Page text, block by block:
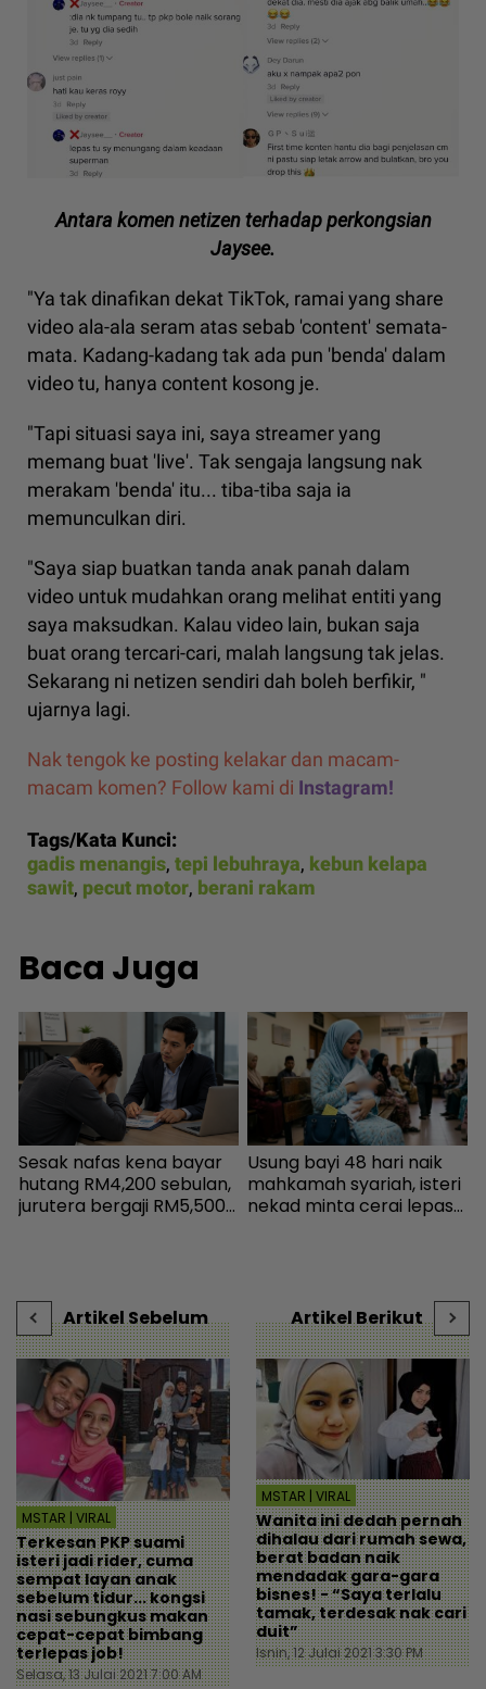
Antara komen netizen terhadap perkongsian
Jaysee.
"Ya tak dinafikan dekat TikTok, ramai yang share
video ala-ala seram atas sebab 'content' semata-
mata. Kadang-kadang tak ada pun 'benda' dalam
video tu, hanya content kosong je.
"Tapi situasi saya ini, saya streamer yang
memang buat 'live'. Tak sengaja langsung nak
merakam 'benda' itu... tiba-tiba saja ia
memunculkan diri.
"Saya siap buatkan tanda anak panah dalam
video untuk mudahkan orang melihat entiti yang
saya maksudkan. Kalau video lain, bukan saja
buat orang tercari-cari, malah langsung tak jelas.
Sekarang ni netizen sendiri dah boleh berfikir, "
ujarnya lagi.
Nak tengok ke posting kelakar dan macam-
macam komen? Follow kami di Instagram!
Tags/Kata Kunci:
gadis menangis, tepi lebuhraya, kebun kelapa
sawit, pecut motor, berani rakam
Baca Juga
Sesak nafas kena bayar
hutang RM4,200 sebulan,
jurutera bergaji RM5,500
Usung bayi 48 hari naik
mahkamah syariah, isteri
nekad minta cerai lepas
Artikel Sebelum
MSTAR | VIRAL
Terkesan PKP suami
isteri jadi rider, cuma
sempat layan anak
sebelum tidur... kongsi
nasi sebungkus makan
cepat-cepat bimbang
terlepas job!
Selasa, 13 Julai 2021 7:00 AM
Artikel Berikut
MSTAR | VIRAL
Wanita ini dedah pernah
dihalau dari rumah sewa,
berat badan naik
mendadak gara-gara
bisnes! - “Saya terlalu
tamak, terdesak nak cari
duit”
Isnin, 12 Julai 2021 3:30 PM